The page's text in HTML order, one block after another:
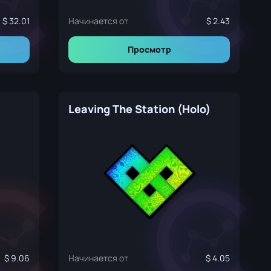
32.01 Начинается от 2.43
Просмотр
9.06
Leaving The Station (Holo)
Начинается от 4.05